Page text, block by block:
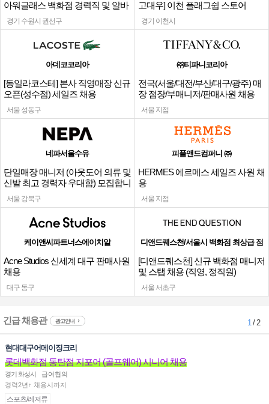
아워글래스 백화점 경력직 및 알바
채용
경기 수원시 권선구
고대우] 이천 플래그쉽 스토어
경기 이천시
아데코코리아
[동일라코스테] 본사 직영매장 신규
오픈(성수점) 세일즈 채용
서울 성동구
㈜티파니코리아
전국(서울/대전/부산/대구/광주) 매
장 점장/부매니저/판매사원 채용
서울 지점
네파서울수유
단일매장 매니저 (아웃도어 의류 및
신발 최고 경력자 우대함) 모집합니
다.
서울 강북구
피플앤드컴퍼니 ㈜
HERMES 에르메스 세일즈 사원 채
용
서울 지점
케이앤씨파트너스에이치알
Acne Studios 신세계 대구 판매사원
채용
대구 동구
디앤드퀘스천/서울시 백화점 최상급 점
[디앤드퀘스천] 신규 백화점 매니저
및 스탭 채용 (직영, 정직원)
서울 서초구
긴급 채용관 광고안내 1/ 2
현대대구어메이징크리
롯데백화점 동탄점 지포어 (골프웨어) 시니어 채용
경기 화성시
급여협의
경력2년↑ 채용시까지
스포츠/레져류